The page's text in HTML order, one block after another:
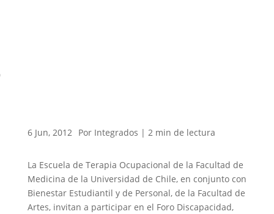
6 Jun, 2012 Por Integrados | 2 min de lectura
La Escuela de Terapia Ocupacional de la Facultad de
Medicina de la Universidad de Chile, en conjunto con
Bienestar Estudiantil y de Personal, de la Facultad de
Artes, invitan a participar en el Foro Discapacidad,